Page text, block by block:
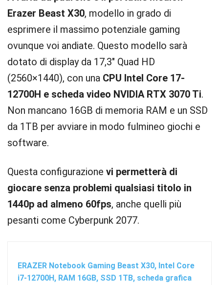
Erazer Beast X30, modello in grado di
esprimere il massimo potenziale gaming
ovunque voi andiate. Questo modello sarà
dotato di display da 17,3″ Quad HD
(2560×1440), con una CPU Intel Core 17-
12700H e scheda video NVIDIA RTX 3070 Ti.
Non mancano 16GB di memoria RAM e un SSD
da 1TB per avviare in modo fulmineo giochi e
software.
Questa configurazione vi permetterà di
giocare senza problemi qualsiasi titolo in
1440p ad almeno 60fps, anche quelli più
pesanti come Cyberpunk 2077.
ERAZER Notebook Gaming Beast X30, Intel Core
i7-12700H, RAM 16GB, SSD 1TB, scheda grafica